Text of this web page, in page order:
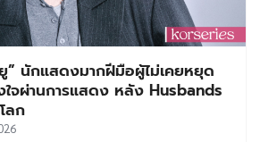
นักแสดงมากฝีมือผู้ไม่เคยหยุด
จผ่านการแสดง หลัง Husbands
ลก